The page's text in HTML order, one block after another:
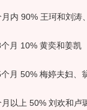
90% 王珂和刘涛
10% 黄奕和姜凯
50% 梅婷夫妇、
上 50% 刘欢和卢